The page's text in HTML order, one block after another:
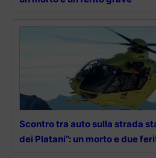
Scontro tra auto sulla strada
dei Platani”: un morto e due